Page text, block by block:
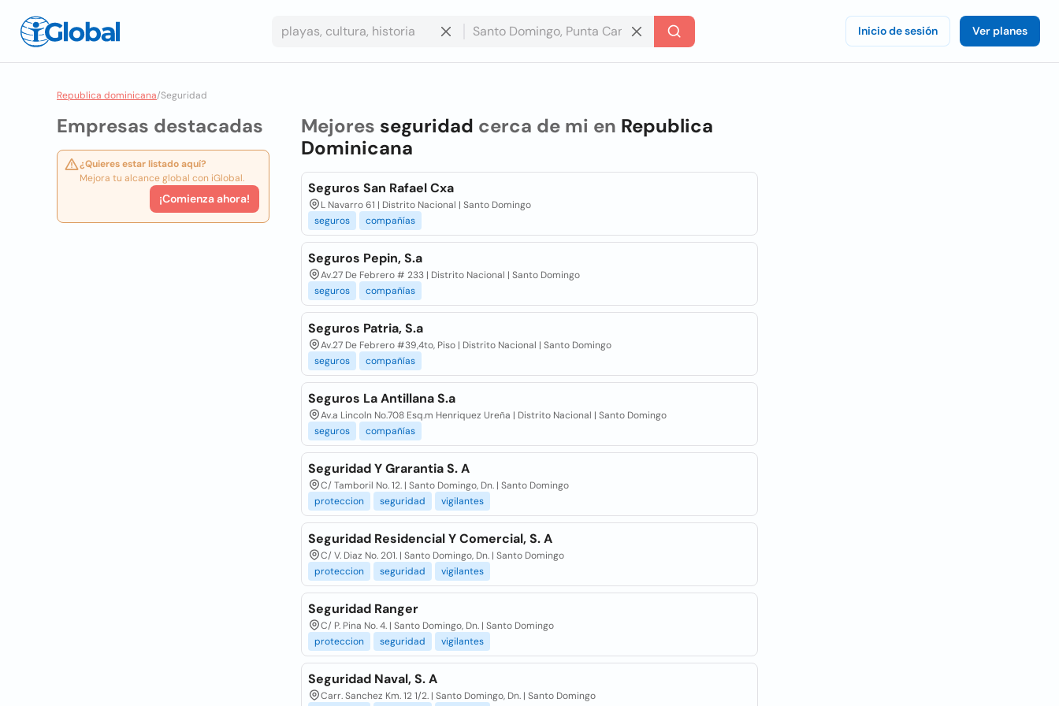
Inicio de sesión Ver planes
Republica dominicana/Seguridad
Empresas destacadas
¿Quieres estar listado aquí?
Mejora tu alcance global con iGlobal.
¡Comienza ahora!
Mejores seguridad cerca de mi en Republica
Dominicana
Seguros San Rafael Cxa
L Navarro 61 | Distrito Nacional | Santo Domingo
seguros
compañías
Seguros Pepin, S.a
Av.27 De Febrero # 233 | Distrito Nacional | Santo Domingo
seguros
compañías
Seguros Patria, S.a
Av.27 De Febrero #39,4to, Piso | Distrito Nacional | Santo Domingo
seguros
compañías
Seguros La Antillana S.a
Av.a Lincoln No.708 Esq.m Henriquez Ureña | Distrito Nacional | Santo Domingo
seguros
compañías
Seguridad Y Grarantia S. A
C/ Tamboril No. 12. | Santo Domingo, Dn. | Santo Domingo
proteccion
seguridad vigilantes
Seguridad Residencial Y Comercial, S. A
C/ V. Diaz No. 201. | Santo Domingo, Dn. | Santo Domingo
proteccion
seguridad vigilantes
Seguridad Ranger
C/ P. Pina No. 4. | Santo Domingo, Dn. | Santo Domingo
proteccion
seguridad vigilantes
Seguridad Naval, S. A
Carr. Sanchez Km. 12 1/2. | Santo Domingo, Dn. | Santo Domingo